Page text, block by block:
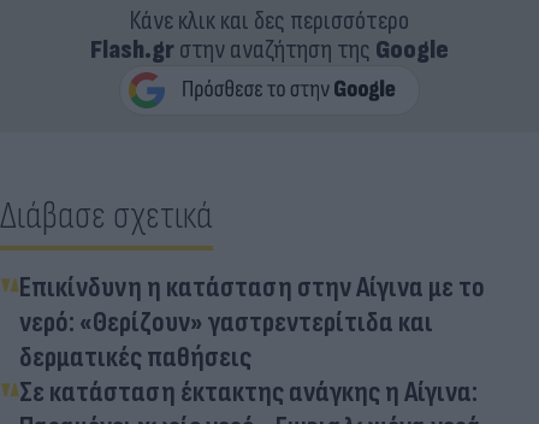
Κάνε κλικ και δες περισσότερο
Flash.grστην αναζήτηση της Google
Διάβασε σχετικά
Επικίνδυνη η κατάσταση στην Αίγινα με το
νερό: «Θερίζουν» γαστρεντερίτιδα και
δερματικές παθήσεις
Σε κατάσταση έκτακτης ανάγκης η Αίγινα: